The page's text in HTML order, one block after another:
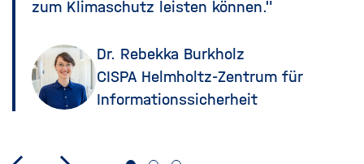
zum Klimaschutz leisten können."
Dr. Rebekka Burkholz
CISPA Helmholtz-Zentrum für
Informationssicherheit